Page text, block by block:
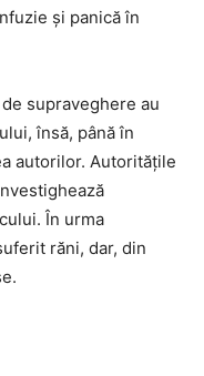
și panică în
supraveghere au
însă, până în
autorilor. Autoritățile
În urma
răni, dar, din